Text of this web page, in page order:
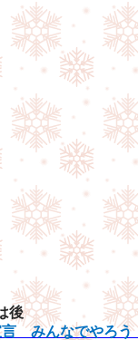
後
みんなでやろう